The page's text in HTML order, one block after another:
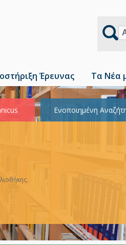
Έρευνας Τα Νέα
Ενοποιημένη